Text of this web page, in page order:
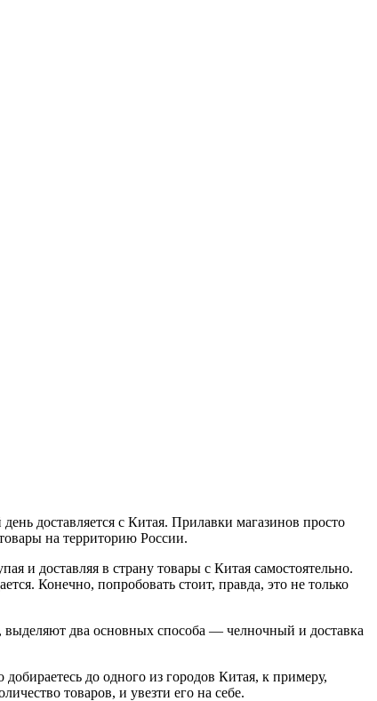
доставляется с Китая. Прилавки магазинов просто
на территорию России.
и доставляя в страну товары с Китая самостоятельно.
Конечно, попробовать стоит, правда, это не только
выделяют два основных способа — челночный и доставка
до одного из городов Китая, к примеру,
товаров, и увезти его на себе.